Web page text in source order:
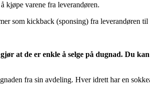
kjøpe varene fra leverandøren.
som kickback (sponsing) fra leverandøren til
at de er enkle å selge på dugnad. Du
fra sin avdeling. Hver idrett har en